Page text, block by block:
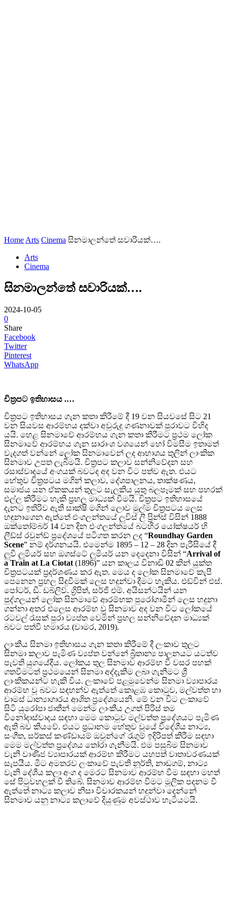
Home Arts Cinema සිනමාලන්තේ සවාරියක්….
Arts
Cinema
සිනමාලන්තේ සවාරියක්….
2024-10-05
0
Share
Facebook
Twitter
Pinterest
WhatsApp
චිත්‍රපට ඉතිහාසය .…
චිත්‍රපට ඉතිහාසය ගැන කතා කිරීමේ දී 19 වන සියවසේ සිට 21
වන සියවස ආරම්භය දක්වා අවුරුදු ගණනාවක් පුරාවට විහිද
යයි. හෙළ සිනමාවේ ආරම්භය ගැන කතා කිරීමට ප්‍රථම ලෝක
සිනමාවේ ආරම්භය ගැන සාරාංශ වශයෙන් හෝ විමසීම ඉතාමත්
වැදගත් වන්නේ ලෝක සිනමාවෙන් ලද ආභාශය තුලින් ලාංකික
සිනමාව උපත ලැබීමයි. චිත්‍රපට කලාව සන්නිවේදන සහ
රසාස්වාදයේ අංගයක් බවටද අද වන විට පත්ව ඇත. එයට
හේතුව චිත්‍රපටය මගින් කලාව, දේශපාලනය, තාක්ෂණය,
සමාජය යන ඒකකයන් තුලට සැලකිය යුතු බලපෑමක් සහ පහරක්
එල්ල කිරීමට හැකි ප්‍රභල මාධ්‍යක් වීමයි. චිත්‍රපට ඉතිහාසයේ
දැනට ඉතිරිව ඇති සාක්ෂි මගින් ලොව මුල්ම චිත්‍රපටය ලෙස
හඳුනාගෙන ඇත්තේ එංගලන්තයේ ලුවිස් ලී ප්‍රින්ස් විසින් 1888
ඔක්තෝම්බර් 14 වන දින එංගලන්තයේ බටහිර යෝක්ෂයර් හි
ලීඩ්ස් රවුන්ඩ් ප්‍රදේශයේ පටිගත කරන ලද “Roundhay Garden
Scene” නම් දර්ශනයයි. එමෙන්ම 1895 – 12 – 28 දින පැරීසියේ දී
ලුවී ලුමියර් සහ ඔගස්ටේ ලුමියර් යන දෙදෙනා විසින් “Arrival of
a Train at La Ciotat (1896)” යන කාලය විනාඩි 02 කින් යුක්ත
චිත්‍රපටයක් ප්‍රදර්ශණය කර ඇත. මෙය ද ලෝක සිනමාවේ කැපී
පෙනෙන ප්‍රභල සිදුවීමක් ලෙස හදුන්වා දීමට හැකිය. එඩ්වින් එස්.
පෝටර්, ඩී. ඩබ්ලිව්. ග්‍රිපිත්, සර්ජි එම්. අයිසන්ටයින් යන
පුද්ගලයන් ලෝක සිනමාවේ ආරම්භක පුරෝගාමීන් ලෙස හදුනා
ගන්නා අතර එලෙස ආරම්භ වූ සිනමාව අද වන විට ලෝකයේ
රටවල් රැසක් පුරා ව්‍යප්ත වෙමින් ප්‍රභල සන්නිවේදන මාධ්‍යක්
බවට පත්වී හමාරය (චාමර, 2019).
ලාංකීය සිනමා ඉතිහාසය ගැන කතා කිරීමේ දී ලංකාව තුලට
සිනමා කලාව පැමිණ ව්‍යප්ත වන්නේ බ්‍රිතාන්‍ය පාලනයට යටත්ව
පැවති යුගයේදීය. ලෝකය තුල සිනමාව ආරම්භ වී වසර පහක්
ගතවීමටත් ප්‍රථමයෙන් සිනමා අද්දැකීම ලබා ගැනීමට ශ්‍රී
ලාංකිකයන්ට හැකි විය. ලංකාවේ පළමුවෙන්ම සිනමා ව්‍යාපාරය
ආරම්භ වූ බවට සඳහන්ව ඇත්තේ කොළඹ කොටුව, මල්වත්ත හා
චාමස් ධාන්‍යාගාරය ආශිත ප්‍රදේශයෙනි. මේ වන විට ලංකාවේ
සිටි යුරෝපා ජාතීන් මෙන්ම ලාංකීය උගත් පිරිස් තම
විනෝදාස්වාදය සඳහා මෙම කොටුව මල්වත්ත ප්‍රදේශයට පැමිණ
ඇති බව කියවේ. එයට ප්‍රධානම හේතුව වූයේ විදේශීය නාට්‍ය,
සංගීත, සර්කස් කණ්ඩායම් ඔවුන්ගේ රැගුම් ඉදිරිපත් කිරීම සඳහා
මෙම මල්වත්ත ප්‍රදේශය තෝරා ගැනීමයි. එම පසුබිම සිනමාව
වැනි වාණිජ ව්‍යාපාරයක් ආරම්භ කිරීමට යහපත් වාතාවරණයක්
සැපයීය. මීට අමතරව ලංකාවේ පැවති නූර්ති, නාඩගම්, නාට්‍ය
වැනි දේශීය කලා අංග ද මෙරට සිනමාව ආරම්භ වීම සඳහා මහත්
සේ පිටුවහලක් වී තිබේ. සිනමාව ආරම්භ වීමට මූලික පදනම වී
ඇත්තේ නාට්‍ය කලාව නිසා විචාරකයන් හදුන්වා දෙන්නේ
සිනමාව යනු නාට්‍ය කලාවේ දියුණුම අවස්ථාව හැටියටයි.